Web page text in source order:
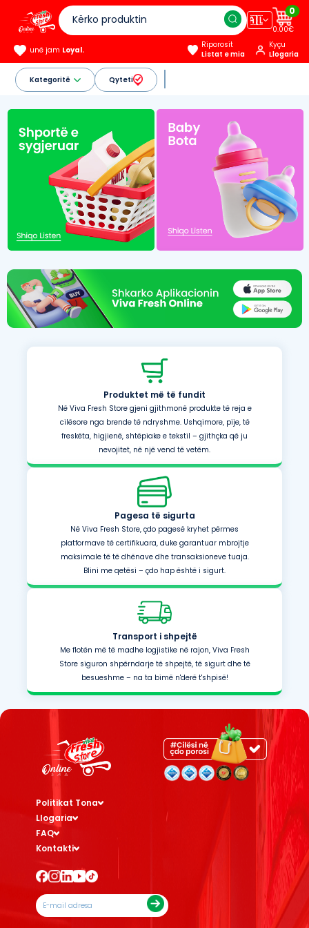
🇦🇱
0
0.00€
unë jam Loyal.
Riporosit
Listat e mia
Kyçu
Llogaria
Kategoritë Qyteti
Produktet më të fundit
Në Viva Fresh Store gjeni gjithmonë produkte të reja e
cilësore nga brende të ndryshme. Ushqimore, pije, të
freskëta, higjienë, shtëpiake e tekstil – gjithçka që ju
nevojitet, në një vend të vetëm.
Pagesa të sigurta
Në Viva Fresh Store, çdo pagesë kryhet përmes
platformave të certifikuara, duke garantuar mbrojtje
maksimale të të dhënave dhe transaksioneve tuaja.
Blini me qetësi – çdo hap është i sigurt.
Transport i shpejtë
Me flotën më të madhe logjistike në rajon, Viva Fresh
Store siguron shpërndarje të shpejtë, të sigurt dhe të
besueshme – na ta bimë n'derë t'shpisë!
Politikat Tona
Llogaria
FAQ
Kontakti